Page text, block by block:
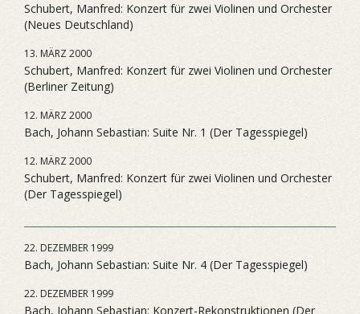
Schubert, Manfred: Konzert für zwei Violinen und Orchester
(Neues Deutschland)
13. MÄRZ 2000
Schubert, Manfred: Konzert für zwei Violinen und Orchester
(Berliner Zeitung)
12. MÄRZ 2000
Bach, Johann Sebastian: Suite Nr. 1 (Der Tagesspiegel)
12. MÄRZ 2000
Schubert, Manfred: Konzert für zwei Violinen und Orchester
(Der Tagesspiegel)
22. DEZEMBER 1999
Bach, Johann Sebastian: Suite Nr. 4 (Der Tagesspiegel)
22. DEZEMBER 1999
Bach, Johann Sebastian: Konzert-Rekonstruktionen (Der